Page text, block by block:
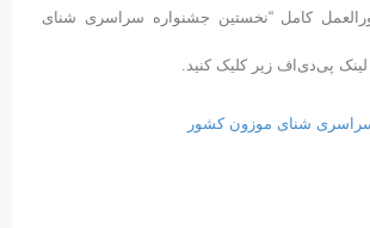
کامل “نخستین جشنواره سراسری شنای
پی‌دی‌اف زیر کلیک کنید.
شنای موزون کشور